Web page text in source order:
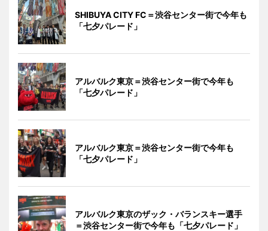
SHIBUYA CITY FC＝渋谷センター街で今年も
「七夕パレード」
アルバルク東京＝渋谷センター街で今年も
「七夕パレード」
アルバルク東京＝渋谷センター街で今年も
「七夕パレード」
アルバルク東京のザック・バランスキー選手
＝渋谷センター街で今年も「七夕パレード」